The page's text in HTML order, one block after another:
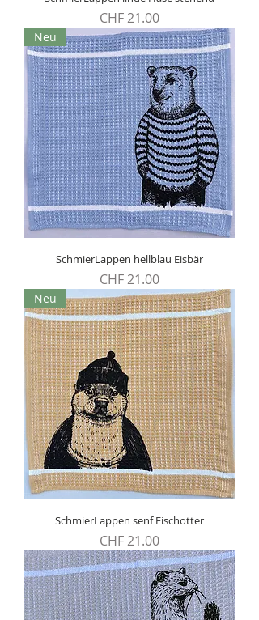
Preis
CHF 21.00
Neu
SchmierLappen hellblau Eisbär
Preis
CHF 21.00
Neu
SchmierLappen senf Fischotter
Preis
CHF 21.00